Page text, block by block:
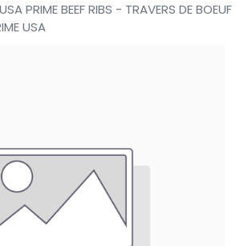
PRIME BEEF RIBS - TRAVERS DE BOEUF
USA